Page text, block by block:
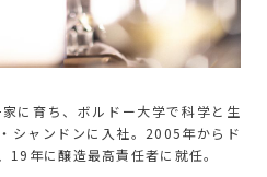
に育ち、ボルドー大学で科学と生
シャンドンに入社。2005年からド
19年に醸造最高責任者に就任。